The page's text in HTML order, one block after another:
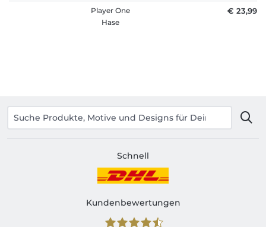
Player One
Hase
€ 23,99
Schnell
Kundenbewertungen